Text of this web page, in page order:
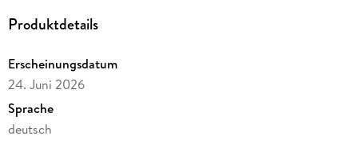
Patrick Reiser- Bewusstseinsforscher, Unternehmer und
mit psychologischer Tiefe und einer klaren Analyse unserer
Zeit.
Rich Buddha richtet sich an jene, die im Außen viel erreicht
haben und spüren, dass etwas fehlt. Und an jene, die
Produktdetails
Erscheinungsdatum
24. Juni 2026
Sprache
deutsch